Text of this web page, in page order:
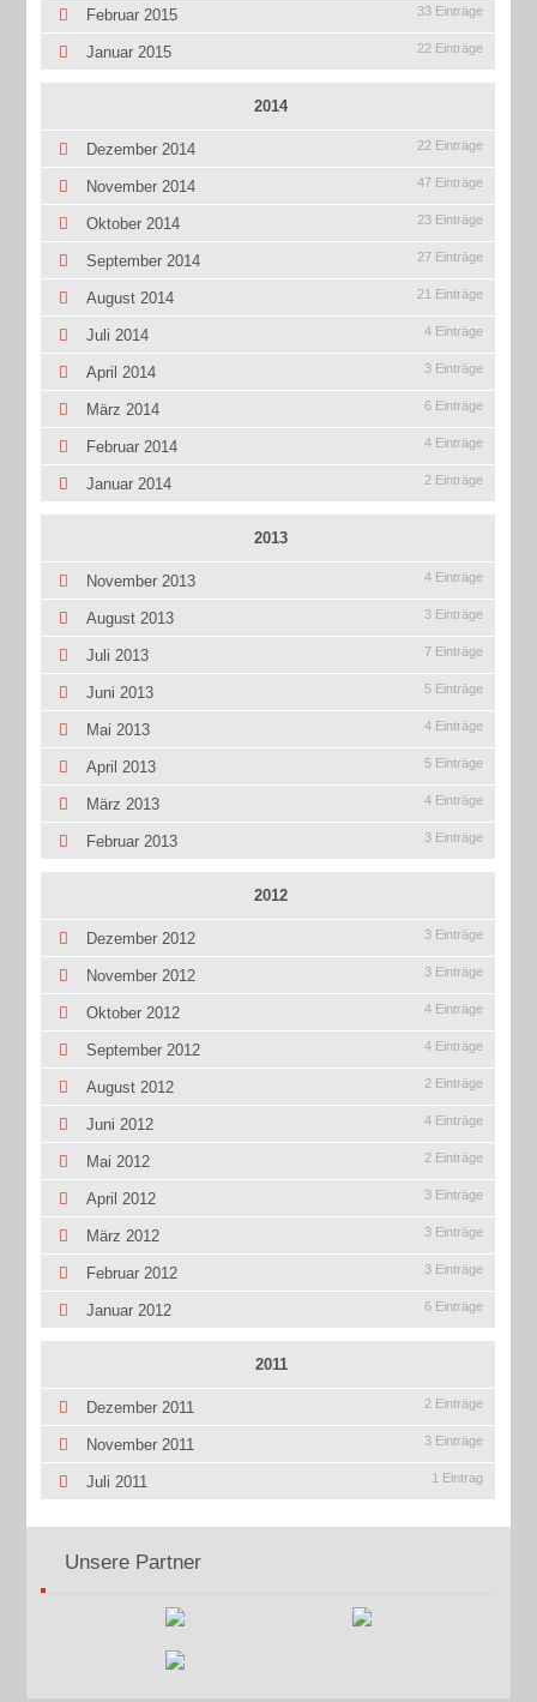
Februar 2015 33 Einträge
Januar 2015 22 Einträge
2014
Dezember 2014 22 Einträge
November 2014 47 Einträge
Oktober 2014 23 Einträge
September 2014 27 Einträge
August 2014 21 Einträge
Juli 2014 4 Einträge
April 2014 3 Einträge
März 2014 6 Einträge
Februar 2014 4 Einträge
Januar 2014 2 Einträge
2013
November 2013 4 Einträge
August 2013 3 Einträge
Juli 2013 7 Einträge
Juni 2013 5 Einträge
Mai 2013 4 Einträge
April 2013 5 Einträge
März 2013 4 Einträge
Februar 2013 3 Einträge
2012
Dezember 2012 3 Einträge
November 2012 3 Einträge
Oktober 2012 4 Einträge
September 2012 4 Einträge
August 2012 2 Einträge
Juni 2012 4 Einträge
Mai 2012 2 Einträge
April 2012 3 Einträge
März 2012 3 Einträge
Februar 2012 3 Einträge
Januar 2012 6 Einträge
2011
Dezember 2011 2 Einträge
November 2011 3 Einträge
Juli 2011 1 Eintrag
Unsere Partner